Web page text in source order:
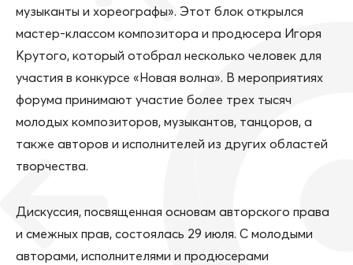
музыканты и хореографы». Этот блок открылся
мастер-классом композитора и продюсера Игоря
Крутого, который отобрал несколько человек для
участия в конкурсе «Новая волна». В мероприятиях
форума принимают участие более трех тысяч
молодых композиторов, музыкантов, танцоров, а
также авторов и исполнителей из других областей
творчества.
Дискуссия, посвященная основам авторского права
и смежных прав, состоялась 29 июля. С молодыми
авторами, исполнителями и продюсерами